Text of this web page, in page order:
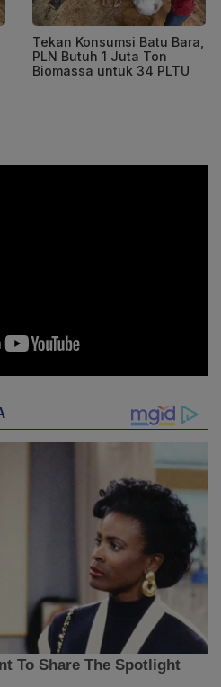
Tekan Konsumsi Batu Bara,
PLN Butuh 1 Juta Ton
Biomassa untuk 34 PLTU